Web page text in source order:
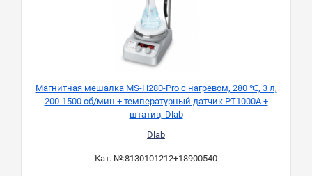
Магнитная мешалка MS-H280-Pro с нагревом, 280 ℃, 3 л,
200-1500 об/мин + температурный датчик PT1000A +
штатив, Dlab
Dlab
Кат. №:8130101212+18900540